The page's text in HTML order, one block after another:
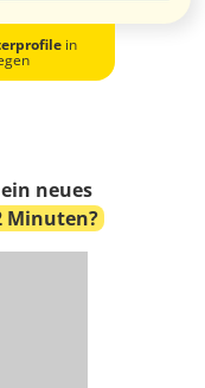
in
neues
Minuten?